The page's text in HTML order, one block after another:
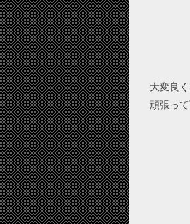
大変良
頑張っ